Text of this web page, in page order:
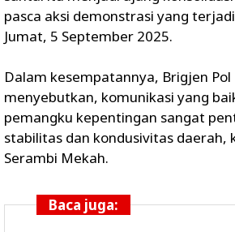
pasca aksi demonstrasi yang
Jumat, 5 September 2025.
Dalam kesempatannya, Brigjen Pol
menyebutkan, komunikasi yang
pemangku kepentingan sangat
stabilitas dan kondusivitas daerah,
Serambi Mekah.
Baca juga: